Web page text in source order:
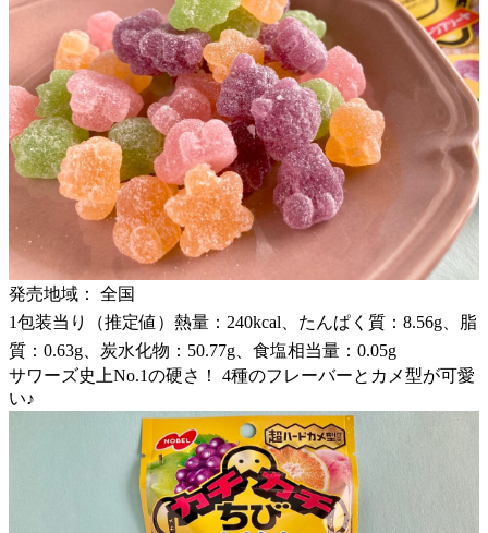
発売地域： 全国
1包装当り（推定値）熱量：240kcal、たんぱく質：8.56g、脂
質：0.63g、炭水化物：50.77g、食塩相当量：0.05g
サワーズ史上No.1の硬さ！ 4種のフレーバーとカメ型が可愛
い♪